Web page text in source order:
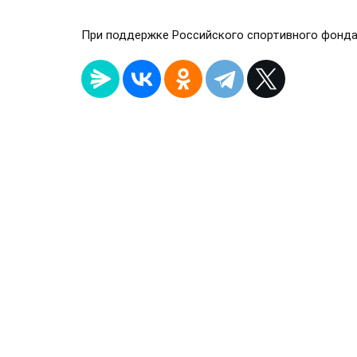
При поддержке Российского спортивного фонда